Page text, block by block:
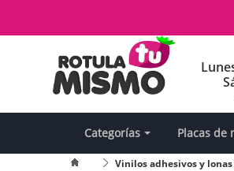
Categorías Placas de
Vinilos adhesivos y